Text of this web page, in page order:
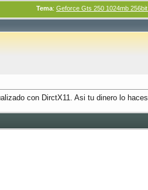
Tema: Geforce Gts 250 1024mb
con DirctX11. Asi tu dinero lo